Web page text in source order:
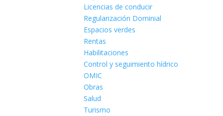
Licencias de conducir
Regularización Dominial
Espacios verdes
Rentas
Habilitaciones
Control y seguimiento hídrico
OMIC
Obras
Salud
Turismo